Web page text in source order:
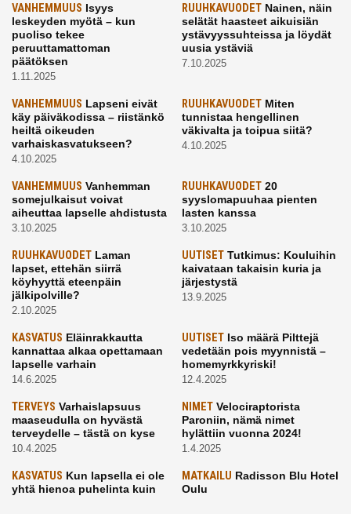
VANHEMMUUS Isyys
leskeyden myötä – kun
puoliso tekee
peruuttamattoman
päätöksen
1.11.2025
RUUHKAVUODETNainen, näin
selätät haasteet aikuisiän
ystävyyssuhteissa ja löydät
uusia ystäviä
7.10.2025
VANHEMMUUS Lapseni eivät
käy päiväkodissa – riistänkö
heiltä oikeuden
varhaiskasvatukseen?
4.10.2025
RUUHKAVUODETMiten
tunnistaa hengellinen
väkivalta ja toipua siitä?
4.10.2025
VANHEMMUUS Vanhemman
somejulkaisut voivat
aiheuttaa lapselle ahdistusta
3.10.2025
RUUHKAVUODET20
syyslomapuuhaa pienten
lasten kanssa
3.10.2025
RUUHKAVUODET Laman
lapset, ettehän siirrä
köyhyyttä eteenpäin
jälkipolville?
2.10.2025
UUTISETTutkimus: Kouluihin
kaivataan takaisin kuria ja
järjestystä
13.9.2025
KASVATUS Eläinrakkautta
kannattaa alkaa opettamaan
lapselle varhain
14.6.2025
UUTISETIso määrä Pilttejä
vedetään pois myynnistä –
homemyrkkyriski!
12.4.2025
TERVEYS Varhaislapsuus
maaseudulla on hyvästä
terveydelle – tästä on kyse
10.4.2025
NIMETVelociraptorista
Paroniin, nämä nimet
hylättiin vuonna 2024!
1.4.2025
KASVATUS Kun lapsella ei ole
yhtä hienoa puhelinta kuin
MATKAILU Radisson Blu Hotel
Oulu